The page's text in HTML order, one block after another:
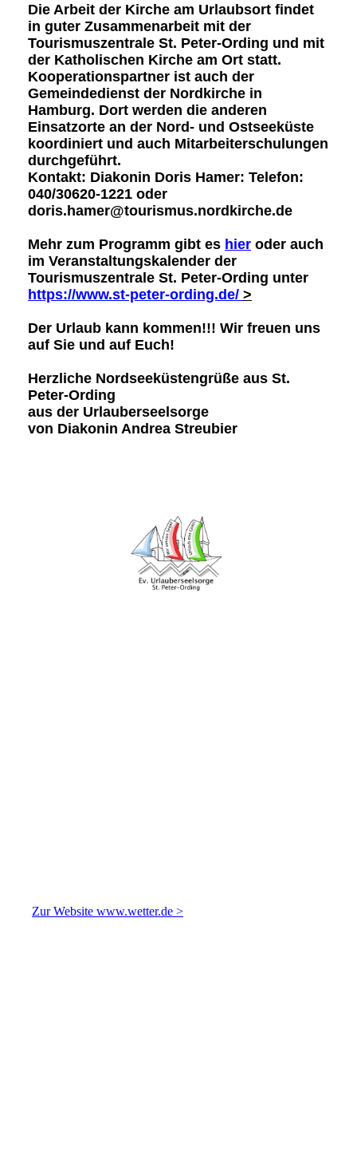
Die Arbeit der Kirche am Urlaubsort findet
in guter Zusammenarbeit mit der
Tourismuszentrale St. Peter-Ording und mit
der Katholischen Kirche am Ort statt.
Kooperationspartner ist auch der
Gemeindedienst der Nordkirche in
Hamburg. Dort werden die anderen
Einsatzorte an der Nord- und Ostseeküste
koordiniert und auch Mitarbeiterschulungen
durchgeführt.
Kontakt: Diakonin Doris Hamer: Telefon:
040/30620-1221 oder
doris.hamer@tourismus.nordkirche.de
Mehr zum Programm gibt es hier oder auch
im Veranstaltungskalender der
Tourismuszentrale St. Peter-Ording unter
https://www.st-peter-ording.de/ >
Der Urlaub kann kommen!!! Wir freuen uns
auf Sie und auf Euch!
Herzliche Nordseeküstengrüße aus St.
Peter-Ording
aus der Urlauberseelsorge
von Diakonin Andrea Streubier